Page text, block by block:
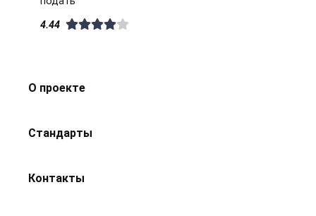
4.44
О проекте
Стандарты
Контакты